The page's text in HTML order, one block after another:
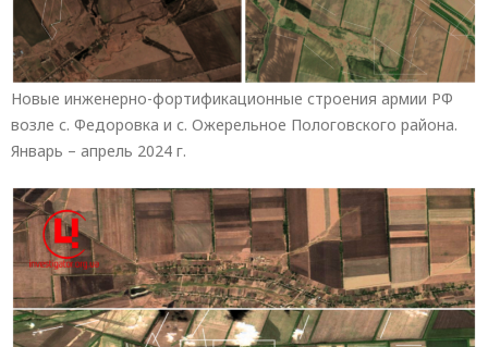
Новые инженерно-фортификационные строения армии РФ
возле с. Федоровка и с. Ожерельное Пологовского района.
Январь – апрель 2024 г.